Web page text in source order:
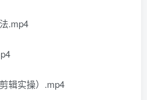
.mp4
辑实操）.mp4